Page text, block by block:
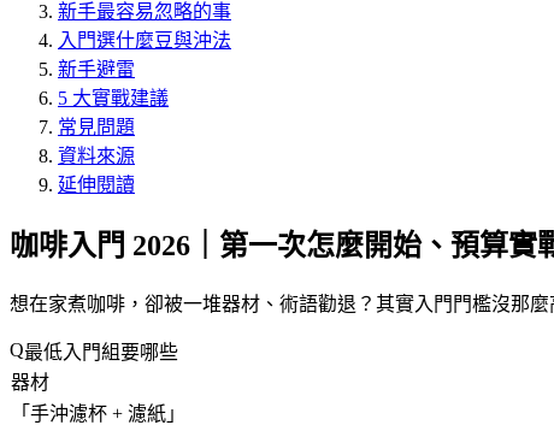
新手最容易忽略的事
入門選什麼豆與沖法
新手避雷
5 大實戰建議
常見問題
資料來源
延伸閱讀
咖啡入門 2026｜第一次怎麼開始、預算實
想在家煮咖啡，卻被一堆器材、術語勸退？其實入門門檻沒那
最低入門組要哪些
器材
「 手沖濾杯 + 濾紙 」